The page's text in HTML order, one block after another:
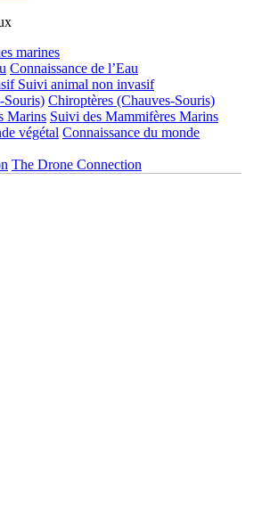
marines
Connaissance de l’Eau
Suivi animal non invasif
Souris) Chiroptères (Chauves-Souris)
Marins Suivi des Mammifères Marins
végétal Connaissance du monde
The Drone Connection